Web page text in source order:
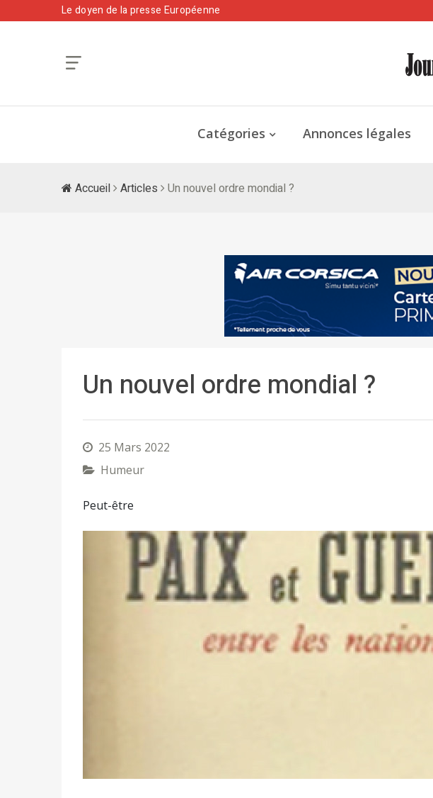
Le doyen de la presse Européenne
Catégories Annonces légales
Accueil Articles Un nouvel ordre mondial ?
Un nouvel ordre mondial ?
25 Mars 2022
Humeur
Peut-être